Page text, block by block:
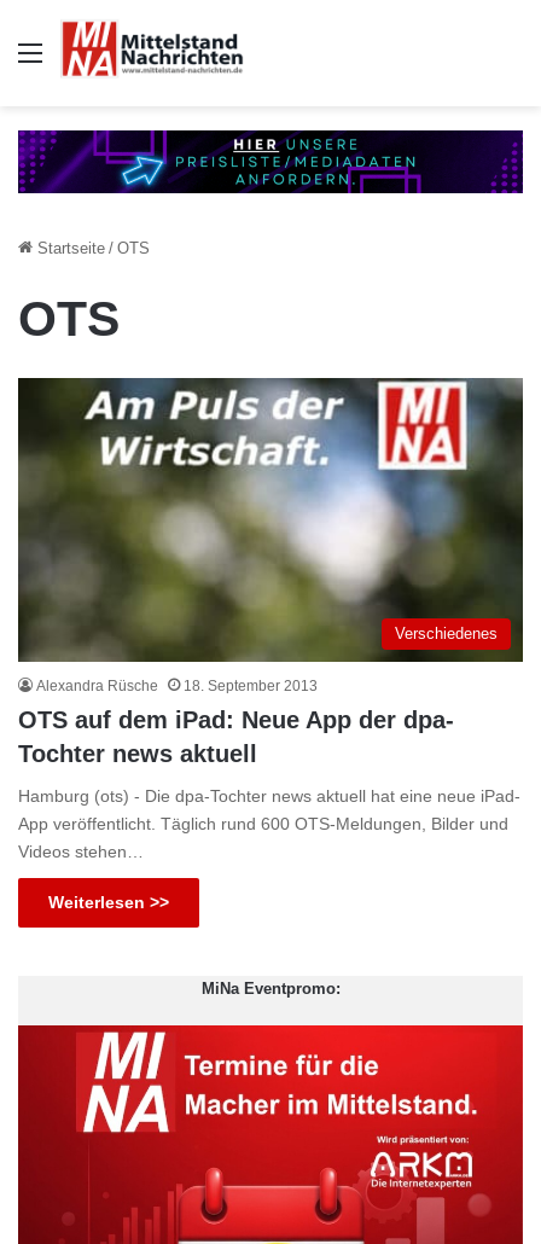
Auswahl
Startseite / OTS
OTS
Verschiedenes
Alexandra Rüsche 18. September 2013
OTS auf dem iPad: Neue App der dpa-
Tochter news aktuell
Hamburg (ots) - Die dpa-Tochter news aktuell hat eine neue iPad-
App veröffentlicht. Täglich rund 600 OTS-Meldungen, Bilder und
Videos stehen…
Weiterlesen >>
MiNa Eventpromo: